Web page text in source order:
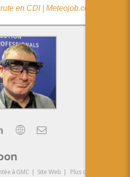
en CDI | Meteojob.com
à GMC | Site Web |
Plus de